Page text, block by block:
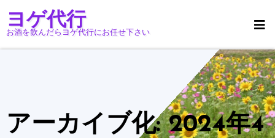
ン
ス
ヨゲ代行
お酒を飲んだらヨゲ代行にお任せ下さい
アーカイブ化: 2024年4